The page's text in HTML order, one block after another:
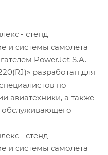
- стенд
и системы самолета
PowerJet S.A.
разработан для
по
авиатехники, а также
обслуживающего
- стенд
и системы самолета